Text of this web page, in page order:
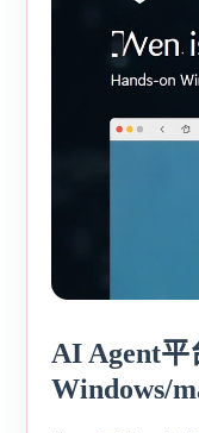
AI Agent平
Windows/